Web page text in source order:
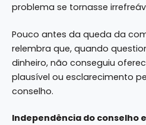
problema se tornasse
Pouco antes da queda da
relembra que, quando
dinheiro, não conseguiu
plausível ou esclarecimento
conselho.
Independência do conselho